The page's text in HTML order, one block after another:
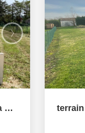
Terrain constructible de 1106m² - La Sauvetat Sur Lede